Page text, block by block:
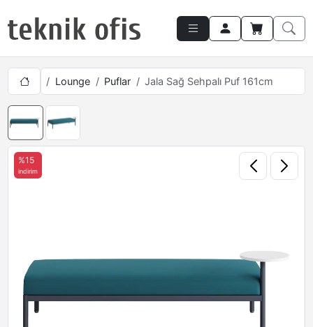
Lounge Puflar Jala Sağ Sehpalı Puf 161cm
%15
indirim